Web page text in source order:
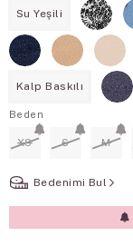
Su Yeşili
Kalp Baskılı
Beden
XS S M
Bedenimi Bul